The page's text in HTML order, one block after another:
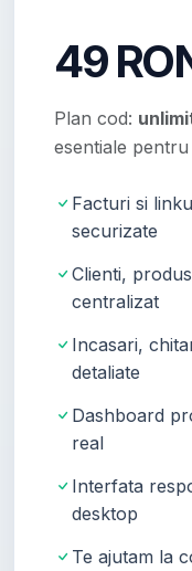
49
Plan cod:
esentiale
Facturi si
securizate
Clienti,
centralizat
Incasari,
detaliate
Dashboard
real
Interfata
desktop
Te ajutam la